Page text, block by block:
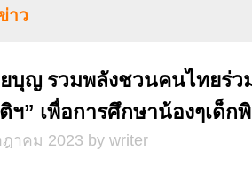
าว
บุญ รวมพลังชวนคนไทยร่ว
ฯ” เพื่อการศึกษาน้องๆเด็ก
าคม 2023 by writer